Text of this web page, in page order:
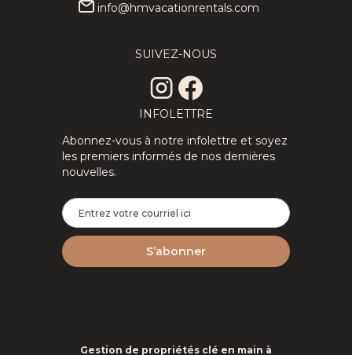
info@hmvacationrentals.com
SUIVEZ-NOUS
INFOLETTRE
Abonnez-vous à notre infolettre et soyez
les premiers informés de nos dernières
nouvelles.
Gestion de propriétés clé en main à